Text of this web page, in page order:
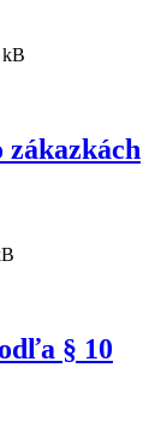
zákazkách
§ 10